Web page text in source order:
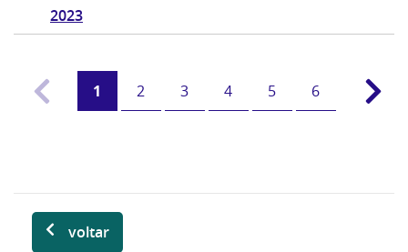
2023
1 2 3 4 5 6
voltar